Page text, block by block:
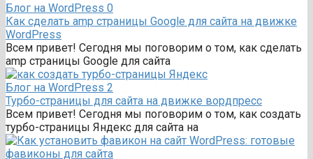
Блог на WordPress 0
Как сделать amp страницы Google для сайта на движке
WordPress
Всем привет! Сегодня мы поговорим о том, как сделать
amp страницы Google для сайта
Блог на WordPress 2
Турбо-страницы для сайта на движке вордпресс
Всем привет! Сегодня мы поговорим о том, как создать
турбо-страницы Яндекс для сайта на